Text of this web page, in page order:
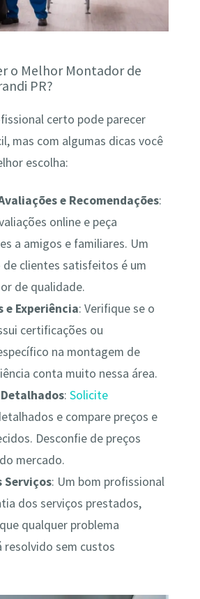
o Melhor Montador de
PR?
certo pode parecer
mas com algumas dicas você
escolha:
e Recomendações:
online e peça
a amigos e familiares. Um
clientes satisfeitos é um
de qualidade.
Experiência: Verifique se o
certificações ou
na montagem de
conta muito nessa área.
:Solicite
e compare preços e
Desconfie de preços
mercado.
Serviços: Um bom profissional
dos serviços prestados,
qualquer problema
resolvido sem custos